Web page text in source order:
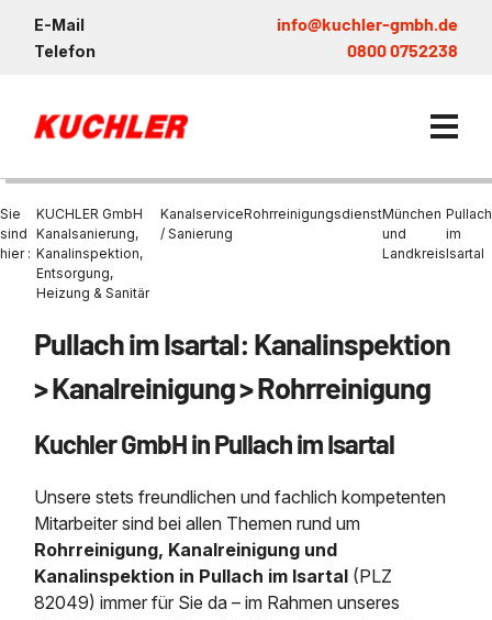
E-Mail info@kuchler-gmbh.de
Telefon 0800 0752238
Kanalservice / Sanierung
Kanalsanierung
Großprofilsanierung
Kanalreinigung
Kanalinspektion
Grubenentleerung
Entsorgung
Entsorgung und
Bohrschlamm
Entsorgung von
Chemisch physikalische
Entleerung und Reinigung
Regenrückhaltebecken
Grubenentleerung und
Abscheider
Entleerung Entsorgung
Wartung und Vollservice
Fettabscheider
Entsorgung
Saugbagger / Luftförderanlage
Be- und Entkiesen von
Entleerung von
Saugbagger für Tiefbau
Saugbagger und Pumpen
Fermenter-Entleerung
Heizung / Sanitär
Heizung / Sanitär
Wärmepumpen Zentrum
KUCHLER GRUPPE
Nachhaltigkeit & Umwelt
Zertifikate /
Sie
sind
hier :
KUCHLER GmbH
Kanalsanierung,
Kanalinspektion,
Entsorgung,
Heizung & Sanitär
Kanalservice
/ Sanierung
RohrreinigungsdienstMünchen
und
Landkreis
Pullach
im
Isartal
Pullach im Isartal: Kanalinspektion
> Kanalreinigung > Rohrreinigung
Kuchler GmbH in Pullach im Isartal
Unsere stets freundlichen und fachlich kompetenten
Mitarbeiter sind bei allen Themen rund um
Rohrreinigung, Kanalreinigung und
Kanalinspektion in Pullach im Isartal (PLZ
82049) immer für Sie da – im Rahmen unseres